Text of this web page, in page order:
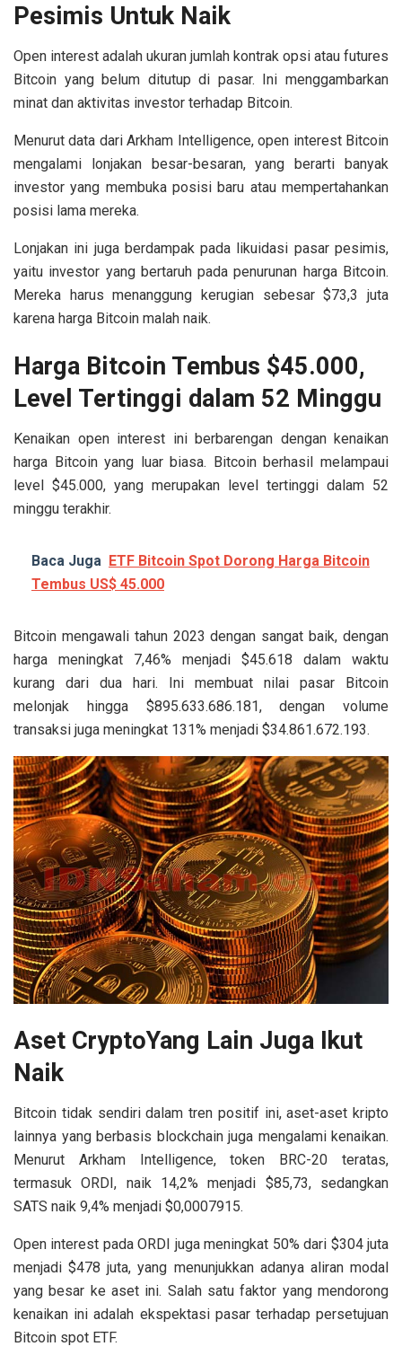
Pesimis Untuk Naik
Open interest adalah ukuran jumlah kontrak opsi atau futures
Bitcoin yang belum ditutup di pasar. Ini menggambarkan
minat dan aktivitas investor terhadap Bitcoin.
Menurut data dari Arkham Intelligence, open interest Bitcoin
mengalami lonjakan besar-besaran, yang berarti banyak
investor yang membuka posisi baru atau mempertahankan
posisi lama mereka.
Lonjakan ini juga berdampak pada likuidasi pasar pesimis,
yaitu investor yang bertaruh pada penurunan harga Bitcoin.
Mereka harus menanggung kerugian sebesar $73,3 juta
karena harga Bitcoin malah naik.
Harga Bitcoin Tembus $45.000,
Level Tertinggi dalam 52 Minggu
Kenaikan open interest ini berbarengan dengan kenaikan
harga Bitcoin yang luar biasa. Bitcoin berhasil melampaui
level $45.000, yang merupakan level tertinggi dalam 52
minggu terakhir.
Baca Juga ETF Bitcoin Spot Dorong Harga Bitcoin
Tembus US$ 45.000
Bitcoin mengawali tahun 2023 dengan sangat baik, dengan
harga meningkat 7,46% menjadi $45.618 dalam waktu
kurang dari dua hari. Ini membuat nilai pasar Bitcoin
melonjak hingga $895.633.686.181, dengan volume
transaksi juga meningkat 131% menjadi $34.861.672.193.
Aset CryptoYang Lain Juga Ikut
Naik
Bitcoin tidak sendiri dalam tren positif ini, aset-aset kripto
lainnya yang berbasis blockchain juga mengalami kenaikan.
Menurut Arkham Intelligence, token BRC-20 teratas,
termasuk ORDI, naik 14,2% menjadi $85,73, sedangkan
SATS naik 9,4% menjadi $0,0007915.
Open interest pada ORDI juga meningkat 50% dari $304 juta
menjadi $478 juta, yang menunjukkan adanya aliran modal
yang besar ke aset ini. Salah satu faktor yang mendorong
kenaikan ini adalah ekspektasi pasar terhadap persetujuan
Bitcoin spot ETF.